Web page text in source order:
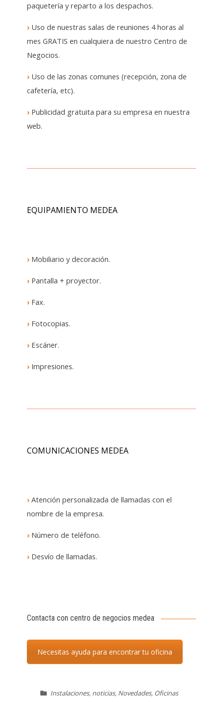
paquetería y reparto a los despachos.
›Uso de nuestras salas de reuniones 4 horas al
mes GRATIS en cualquiera de nuestro Centro de
Negocios.
› Uso de las zonas comunes (recepción, zona de
cafetería, etc).
› Publicidad gratuita para su empresa en nuestra
web.
EQUIPAMIENTO MEDEA
› Mobiliario y decoración.
› Pantalla + proyector.
› Fax.
› Fotocopias.
› Escáner.
› Impresiones.
COMUNICACIONES MEDEA
› Atención personalizada de llamadas con el
nombre de la empresa.
› Número de teléfono.
› Desvío de llamadas.
Contacta con centro de negocios medea
Necesitas ayuda para encontrar tu oficina
Instalaciones, noticias, Novedades, Oficinas